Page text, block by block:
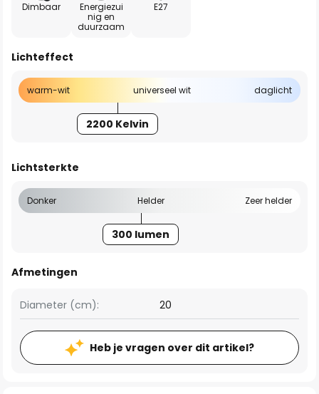
Dimbaar
Energiezui
nig en
duurzaam
E27
Lichteffect
warm-wit universeel wit daglicht
2200 Kelvin
Lichtsterkte
Donker Helder Zeer helder
300 lumen
Afmetingen
Diameter (cm): 20
Heb je vragen over dit artikel?